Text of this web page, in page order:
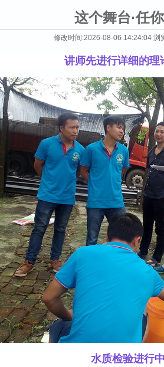
祝贺荆州益农饲料水产料单月破万吨！
到付款是真的吗-附近100米单身女的电
年特种料招商会完美收官！
益农饲料有限公司2018年新产品推介暨客
这个舞台·任
修改时间:2026-08-06 14:24:04 浏
讲师先进行详细的理
水质检验进行中